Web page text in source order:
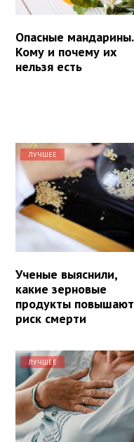
Опасные мандарины.
Кому и почему их
нельзя есть
ЛУЧШЕЕ
Ученые выяснили,
какие зерновые
продукты повышают
риск смерти
ЛУЧШЕЕ